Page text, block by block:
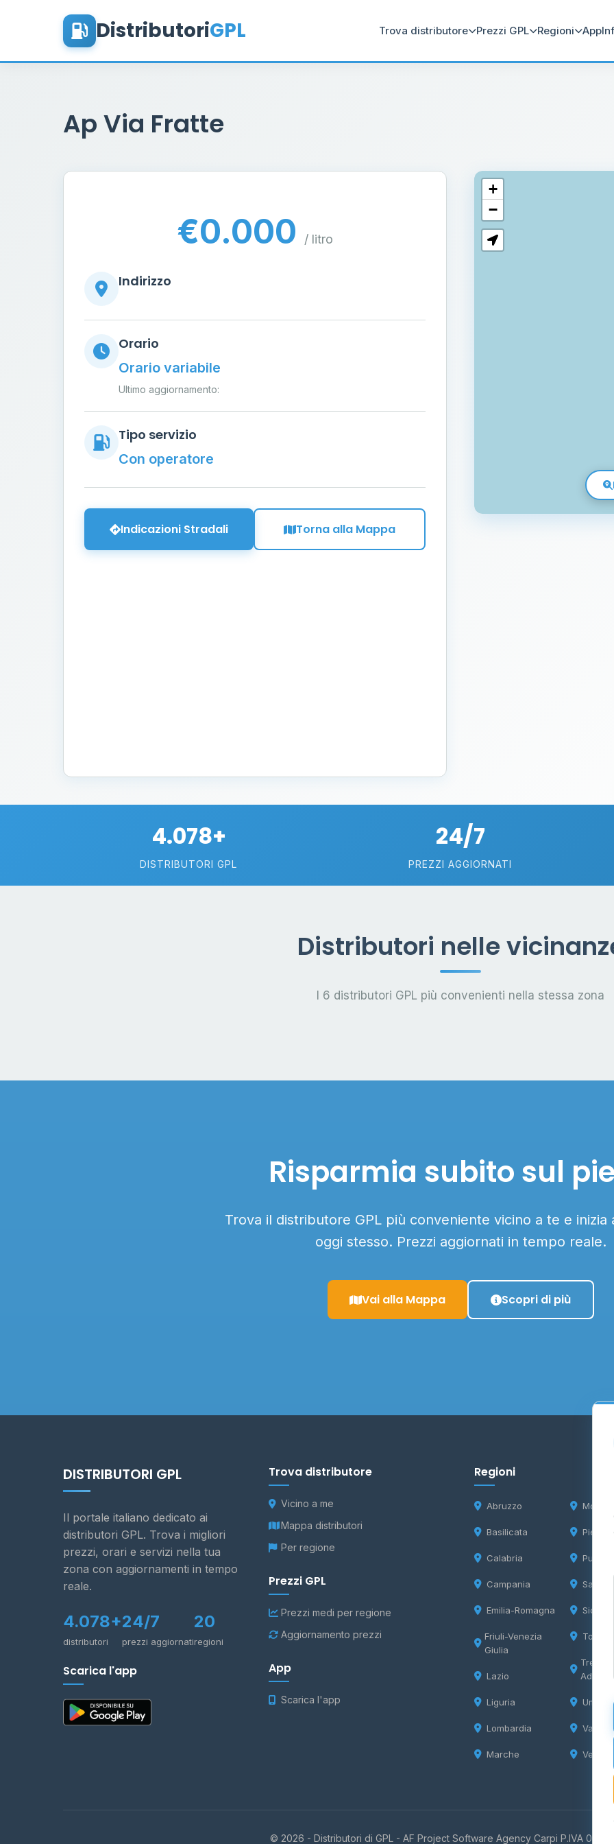
DistributoriGPL Trova distributore Prezzi GPL Regioni App
Ap Via Fratte
€0.000 / litro
Indirizzo
Orario
Orario variabile
Ultimo aggiornamento:
Tipo servizio
Con operatore
Indicazioni Stradali Torna alla Mappa
+
−
4.078+
DISTRIBUTORI GPL
24/7
PREZZI AGGIORNATI
Distributori nelle
I 6 distributori GPL più convenienti nella stessa zona
Risparmia subito sul
Trova il distributore GPL più conveniente vicino a te e inizia
oggi stesso. Prezzi aggiornati in tempo reale.
Vai alla Mappa Scopri di più
DISTRIBUTORI GPL
Il portale italiano dedicato ai
distributori GPL. Trova i migliori
prezzi, orari e servizi nella tua
zona con aggiornamenti in tempo
reale.
4.078+
distributori
24/7
prezzi aggiornati
20
regioni
Scarica l'app
Trova distributore
Vicino a me
Mappa distributori
Per regione
Prezzi GPL
Prezzi medi per regione
Aggiornamento prezzi
App
Scarica l'app
Regioni
Abruzzo
Basilicata
Calabria
Campania
Emilia-Romagna
Friuli-Venezia
Giulia
Lazio
Liguria
Lombardia
Marche
Molise
Puglia
Sicilia
Toscana
Adige
Umbria
Valle
Veneto
© 2026 - Distributori di GPL - AF Project Software Agency Carpi P.IVA